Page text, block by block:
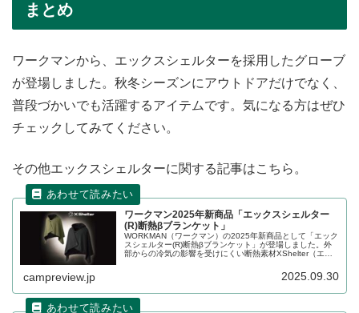
まとめ
ワークマンから、エックスシェルターを採用したグローブ
が登場しました。秋冬シーズンにアウトドアだけでなく、
普段づかいでも活躍するアイテムです。気になる方はぜひ
チェックしてみてください。
その他エックスシェルターに関する記事はこちら。
ワークマン2025年新商品「エックスシェルター
(R)断熱βブランケット」
WORKMAN（ワークマン）の2025年新商品として「エック
スシェルター(R)断熱βブランケット」が登場しました。外
部からの冷気の影響を受けにくい断熱素材XShelter（エッ
けてケープとしても使えます。詳細をレビューします。
campreview.jp 2025.09.30